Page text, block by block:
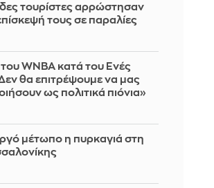
τουρίστες αρρώστησαν
τους σε παραλίες
του WNBA κατά του Ενές
θα επιτρέψουμε να μας
ως πολιτικά πιόνια»
μέτωπο η πυρκαγιά στη